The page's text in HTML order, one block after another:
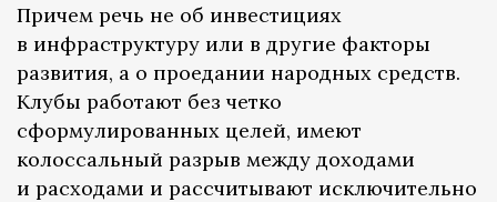
Причем речь не об инвестициях
в инфраструктуру или в другие факторы
развития, а о проедании народных средств.
Клубы работают без четко
сформулированных целей, имеют
колоссальный разрыв между доходами
и расходами и рассчитывают исключительно